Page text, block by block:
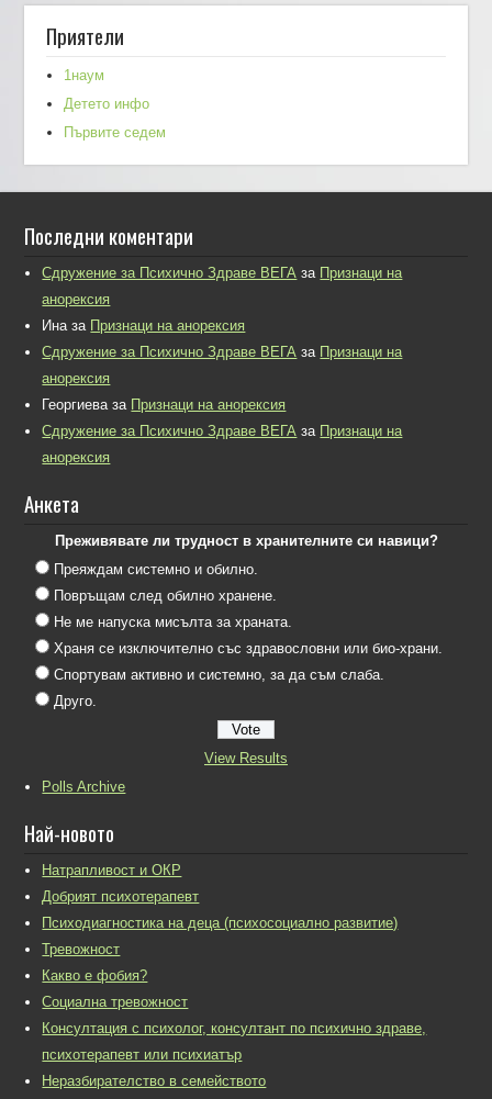
Приятели
1наум
Детето инфо
Първите седем
Последни коментари
Сдружение за Психично Здраве ВЕГА за Признаци на
анорексия
Иназа Признаци на анорексия
Сдружение за Психично Здраве ВЕГА за Признаци на
анорексия
Георгиеваза Признаци на анорексия
Сдружение за Психично Здраве ВЕГА за Признаци на
анорексия
Анкета
Преживявате ли трудност в хранителните си навици?
Преяждам системно и обилно.
Повръщам след обилно хранене.
Не ме напуска мисълта за храната.
Храня се изключително със здравословни или био-храни.
Спортувам активно и системно, за да съм слаба.
Друго.
View Results
Polls Archive
Най-новото
Натрапливост и ОКР
Добрият психотерапевт
Психодиагностика на деца (психосоциално развитие)
Тревожност
Какво е фобия?
Социална тревожност
Консултация с психолог, консултант по психично здраве,
психотерапевт или психиатър
Неразбирателство в семейството